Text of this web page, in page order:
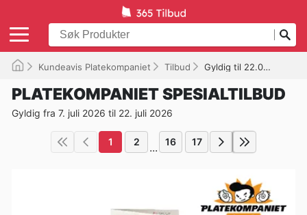
Kundeavis Platekompaniet Tilbud Gyldig til 22.07.2026
PLATEKOMPANIET SPESIALTILBUD
Gyldig fra 7. juli 2026 til 22. juli 2026
1 2 ... 16 17